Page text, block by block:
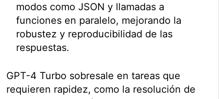
modos como JSON y llamadas a
funciones en paralelo, mejorando la
robustez y reproducibilidad de las
respuestas.
GPT-4 Turbo sobresale en tareas que
requieren rapidez, como la resolución de